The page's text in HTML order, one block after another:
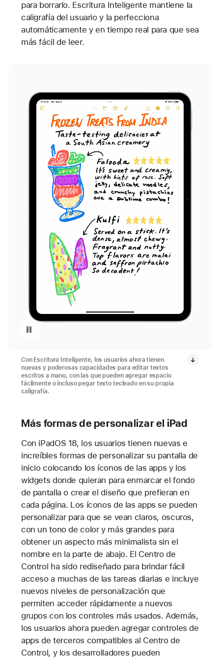
para borrarlo. Escritura Inteligente mantiene la
caligrafía del usuario y la perfecciona
automáticamente y en tiempo real para que sea
más fácil de leer.
Repetir video: Escritura Inteligente con iPadOS 18
Con Escritura Inteligente, los usuarios ahora tienen
nuevas y poderosas capacidades para editar textos
escritos a mano, con las que pueden agregar espacio
fácilmente o incluso pegar texto tecleado en su propia
caligrafía.
Más formas de personalizar el iPad
Con iPadOS 18, los usuarios tienen nuevas e
increíbles formas de personalizar su pantalla de
inicio colocando los íconos de las apps y los
widgets donde quieran para enmarcar el fondo
de pantalla o crear el diseño que prefieran en
cada página. Los íconos de las apps se pueden
personalizar para que se vean claros, oscuros,
con un tono de color y más grandes para
obtener un aspecto más minimalista sin el
nombre en la parte de abajo. El Centro de
Control ha sido rediseñado para brindar fácil
acceso a muchas de las tareas diarias e incluye
nuevos niveles de personalización que
permiten acceder rápidamente a nuevos
grupos con los controles más usados. Además,
los usuarios ahora pueden agregar controles de
apps de terceros compatibles al Centro de
Control, y los desarrolladores pueden